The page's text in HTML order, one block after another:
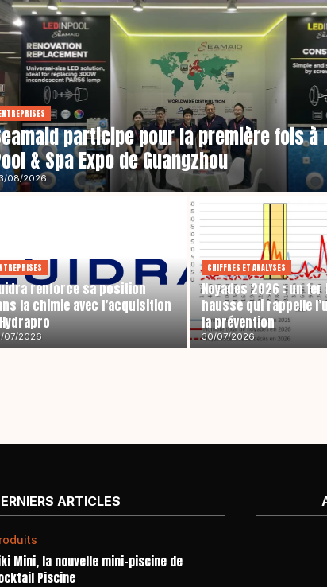
participe pour la première fois à
& Spa Expo de Guangzhou
08/2026
renforce sa position
la chimie avec l’acquisition
07/2026
CHIFFRES ET ANALYSES
Noyades 2026 : un
hausse qui rappelle
la prévention
30/07/2026
ARTICLES
Mini, la nouvelle mini-piscine de
Piscine